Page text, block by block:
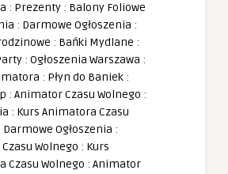
: Prezenty : Balony Foliowe
: Darmowe Ogłoszenia :
: Bańki Mydlane :
: Ogłoszenia Warszawa :
: Płyn do Baniek :
: Animator Czasu Wolnego :
: Kurs Animatora Czasu
Darmowe Ogłoszenia :
Wolnego : Kurs
Czasu Wolnego : Animator